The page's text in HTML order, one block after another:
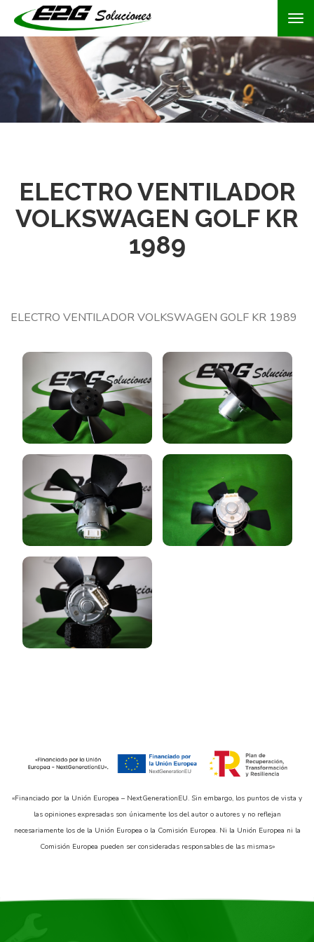
ELECTRO VENTILADOR
VOLKSWAGEN GOLF KR
1989
ELECTRO VENTILADOR VOLKSWAGEN GOLF KR 1989
«Financiado por la Unión Europea – NextGenerationEU. Sin embargo, los puntos de vista y
las opiniones expresadas son únicamente los del autor o autores y no reflejan
necesariamente los de la Unión Europea o la Comisión Europea. Ni la Unión Europea ni la
Comisión Europea pueden ser consideradas responsables de las mismas»